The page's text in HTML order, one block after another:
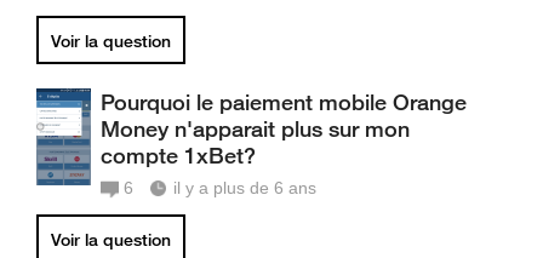
Voir la question
Pourquoi le paiement mobile Orange
Money n'apparait plus sur mon
compte 1xBet?
6 il y a plus de 6 ans
Voir la question